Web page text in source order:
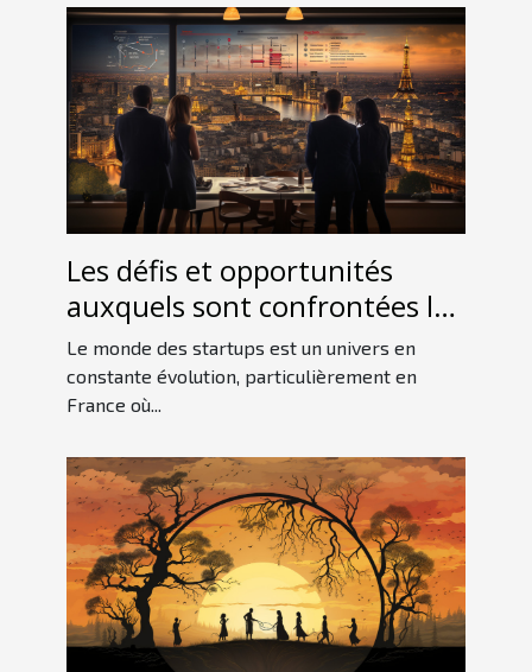
Les défis et opportunités
auxquels sont confrontées les
startups françaises sur le
marché international
Le monde des startups est un univers en
constante évolution, particulièrement en
France où...